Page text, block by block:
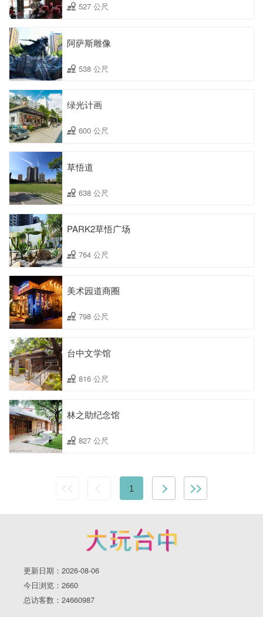
527 公尺
阿萨斯雕像
538 公尺
绿光计画
600 公尺
草悟道
638 公尺
PARK2草悟广场
764 公尺
美术园道商圈
798 公尺
台中文学馆
816 公尺
林之助纪念馆
827 公尺
1
更新日期：2026-08-06
今日浏览：2660
总访客数：24660987